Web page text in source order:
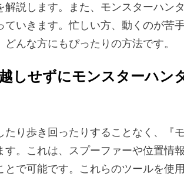
解説します。また、モンスターハン
ていきます。忙しい方、動くのが苦
んな方にもぴったりの方法です。
しせずにモンスターハン
たり歩き回ったりすることなく、『
す。これは、スプーファーや位置情
とで可能です。これらのツールを使